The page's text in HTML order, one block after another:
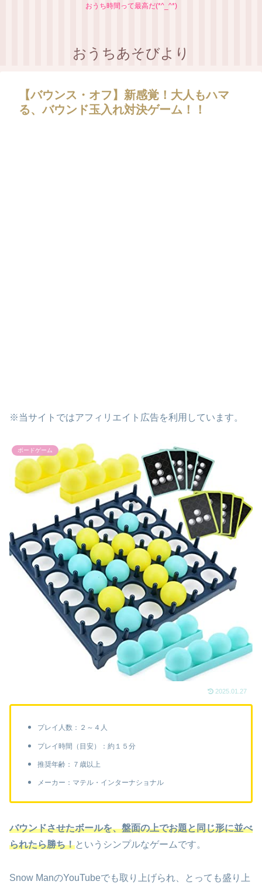
おうち時間って最高だ(*^_^*)
おうちあそびより
【バウンス・オフ】新感覚！大人もハマ
る、バウンド玉入れ対決ゲーム！！
※当サイトではアフィリエイト広告を利用しています。
ボードゲーム
2025.01.27
プレイ人数：２～４人
プレイ時間（目安）：約１５分
推奨年齢：７歳以上
メーカー：マテル・インターナショナル
バウンドさせたボールを、盤面の上でお題と同じ形に並べ
られたら勝ち！というシンプルなゲームです。
Snow ManのYouTubeでも取り上げられ、とっても盛り上